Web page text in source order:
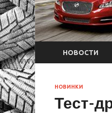
НОВОСТИ
НОВИНКИ
Тест-